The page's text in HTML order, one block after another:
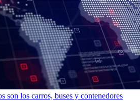
son los carros, buses y contenedores